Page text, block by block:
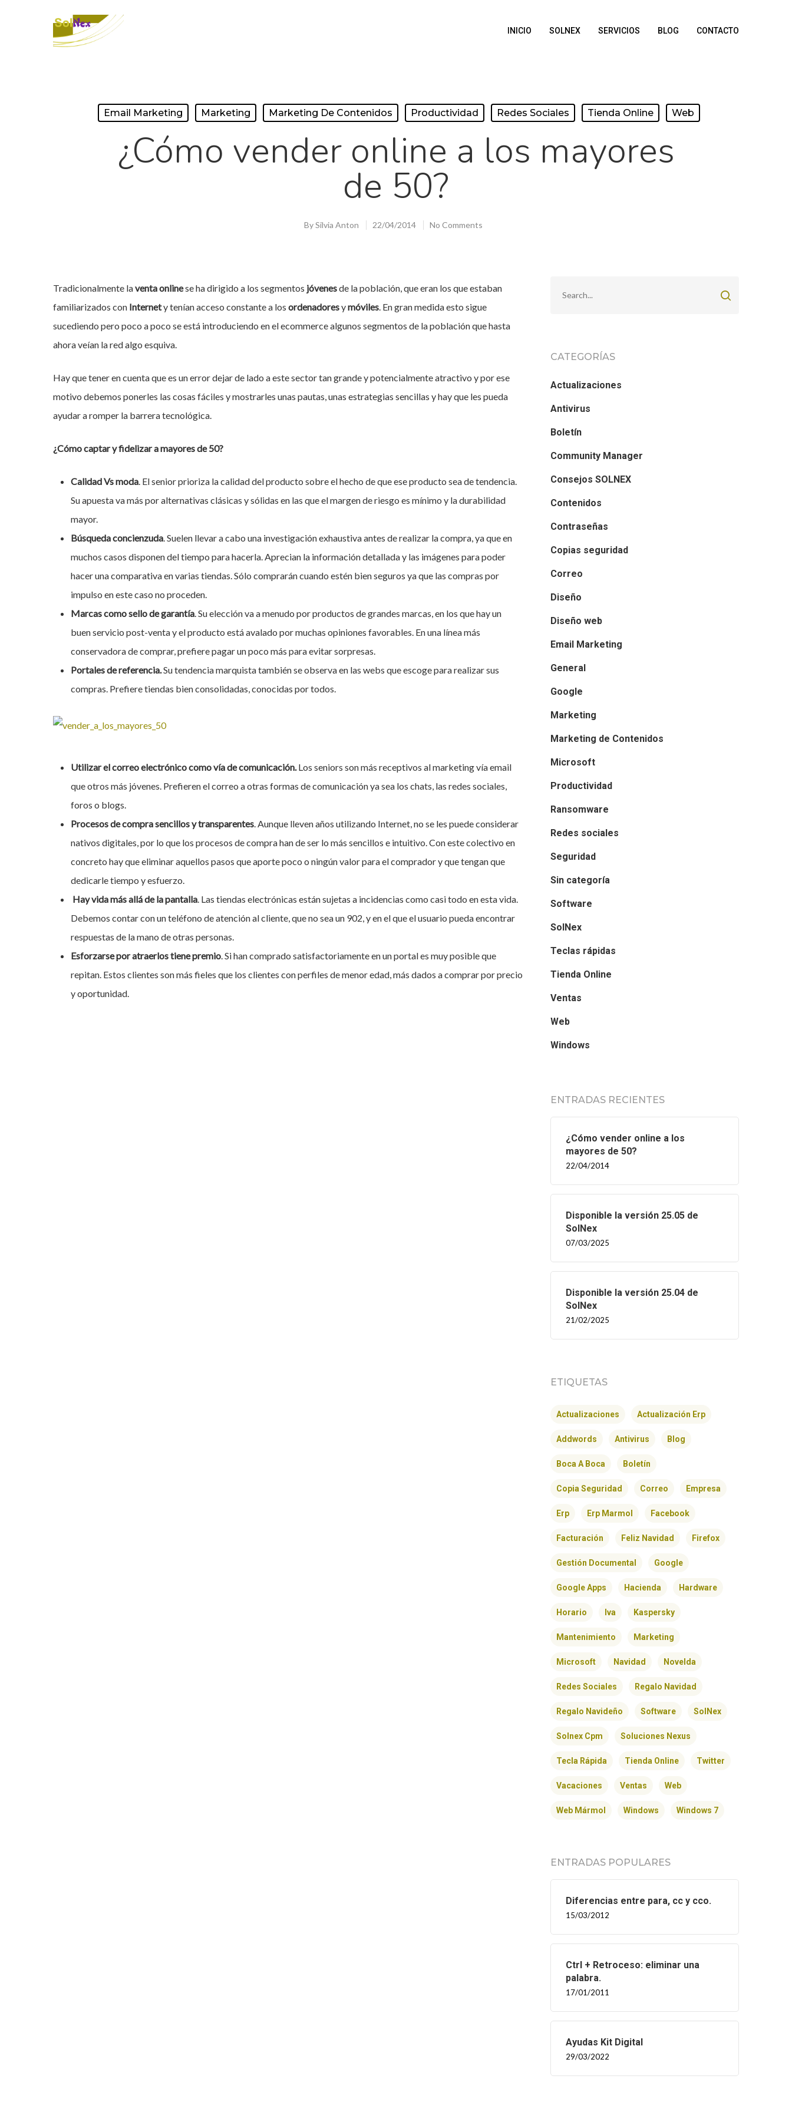
Hit enter to search or ESC to close
INICIO SOLNEX SERVICIOS BLOG CONTACTO
Email Marketing Marketing Marketing De Contenidos Productividad Redes Sociales Tienda Online Web
¿Cómo vender online a los mayores
de 50?
BySilvia Anton 22/04/2014 No Comments
Tradicionalmente laventaonlinese ha dirigido a los segmentos jóvenesde la población, que eran los que estaban
familiarizados con Internety tenían acceso constante a los ordenadoresymóviles. En gran medida esto sigue
sucediendo pero poco a poco se está introduciendo en el ecommerce algunos segmentos de la población que hasta
ahora veían la red algo esquiva.
Hay que tener en cuenta que es un error dejar de lado a este sector tan grande y potencialmente atractivo y por ese
motivo debemos ponerles las cosas fáciles y mostrarles unas pautas, unas estrategias sencillas y hay que les pueda
ayudar a romper la barrera tecnológica.
¿Cómo captar y fidelizar a mayores de 50?
Calidad Vs moda. El senior prioriza la calidad del producto sobre el hecho de que ese producto sea de tendencia.
Su apuesta va más por alternativas clásicas y sólidas en las que el margen de riesgo es mínimo y la durabilidad
mayor.
Búsqueda concienzuda. Suelen llevar a cabo una investigación exhaustiva antes de realizar la compra, ya que en
muchos casos disponen del tiempo para hacerla. Aprecian la información detallada y las imágenes para poder
hacer una comparativa en varias tiendas. Sólo comprarán cuando estén bien seguros ya que las compras por
impulso en este caso no proceden.
Marcas como sello de garantía. Su elección va a menudo por productos de grandes marcas, en los que hay un
buen servicio post-venta y el producto está avalado por muchas opiniones favorables. En una línea más
conservadora de comprar, prefiere pagar un poco más para evitar sorpresas.
Portales de referencia.Su tendencia marquista también se observa en las webs que escoge para realizar sus
compras. Prefiere tiendas bien consolidadas, conocidas por todos.
Utilizar el correo electrónico como vía de comunicación.Los seniors son más receptivos al marketing vía email
que otros más jóvenes. Prefieren el correo a otras formas de comunicación ya sea los chats, las redes sociales,
foros o blogs.
Procesos de compra sencillos y transparentes. Aunque lleven años utilizando Internet, no se les puede considerar
nativos digitales, por lo que los procesos de compra han de ser lo más sencillos e intuitivo. Con este colectivo en
concreto hay que eliminar aquellos pasos que aporte poco o ningún valor para el comprador y que tengan que
dedicarle tiempo y esfuerzo.
Hay vida más allá de la pantalla. Las tiendas electrónicas están sujetas a incidencias como casi todo en esta vida.
Debemos contar con un teléfono de atención al cliente, que no sea un 902, y en el que el usuario pueda encontrar
respuestas de la mano de otras personas.
Esforzarse por atraerlos tiene premio. Si han comprado satisfactoriamente en un portal es muy posible que
repitan. Estos clientes son más fieles que los clientes con perfiles de menor edad, más dados a comprar por precio
y oportunidad.
CATEGORÍAS
Actualizaciones
Antivirus
Boletín
Community Manager
Consejos SOLNEX
Contenidos
Contraseñas
Copias seguridad
Correo
Diseño
Diseño web
Email Marketing
General
Google
Marketing
Marketing de Contenidos
Microsoft
Productividad
Ransomware
Redes sociales
Seguridad
Sin categoría
Software
SolNex
Teclas rápidas
Tienda Online
Ventas
Web
Windows
ENTRADAS RECIENTES
¿Cómo vender online a los
mayores de 50?
22/04/2014
Disponible la versión 25.05 de
SolNex
07/03/2025
Disponible la versión 25.04 de
SolNex
21/02/2025
ETIQUETAS
Actualizaciones Actualización Erp
Addwords Antivirus Blog
Boca A Boca Boletín
Copia Seguridad Correo Empresa
Erp Erp Marmol Facebook
Facturación Feliz Navidad Firefox
Gestión Documental Google
Google Apps Hacienda Hardware
Horario Iva Kaspersky
Mantenimiento Marketing
Microsoft Navidad Novelda
Redes Sociales Regalo Navidad
Regalo Navideño Software SolNex
Solnex Cpm Soluciones Nexus
Tecla Rápida Tienda Online Twitter
Vacaciones Ventas Web
Web Mármol Windows Windows 7
ENTRADAS POPULARES
Diferencias entre para, cc y cco.
15/03/2012
Ctrl + Retroceso: eliminar una
palabra.
17/01/2011
Ayudas Kit Digital
29/03/2022